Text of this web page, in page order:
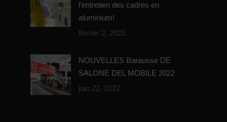
l’entretien des cadres en
aluminium!
février 2, 2022
NOUVELLES Barausse DE
SALONE DEL MOBILE 2022
juin 22, 2022